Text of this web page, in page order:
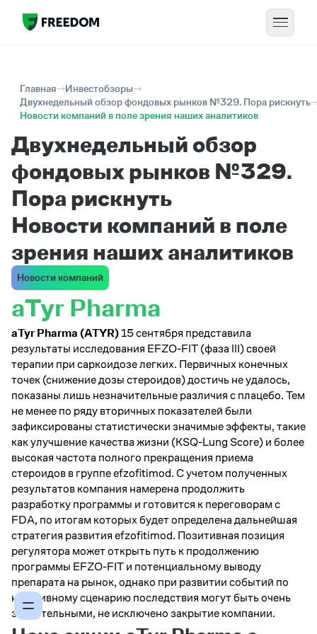
Главная
Инвестобзоры
Двухнедельный обзор фондовых рынков №329. Пора рискнуть
Новости компаний в поле зрения наших аналитиков
Двухнедельный обзор
фондовых рынков №329.
Пора рискнуть
Новости компаний в поле
зрения наших аналитиков
Новости компаний
aTyr Pharma
aTyr Pharma (ATYR) 15 сентября представила
результаты исследования EFZO-FIT (фаза III) своей
терапии при саркоидозе легких. Первичных конечных
точек (снижение дозы стероидов) достичь не удалось,
показаны лишь незначительные различия с плацебо. Тем
не менее по ряду вторичных показателей были
зафиксированы статистически значимые эффекты, такие
как улучшение качества жизни (KSQ-Lung Score) и более
высокая частота полного прекращения приема
стероидов в группе efzofitimod. С учетом полученных
результатов компания намерена продолжить
разработку программы и готовится к переговорам с
FDA, по итогам которых будет определена дальнейшая
стратегия развития efzofitimod. Позитивная позиция
регулятора может открыть путь к продолжению
программы EFZO-FIT и потенциальному выводу
препарата на рынок, однако при развитии событий по
негативному сценарию последствия могут быть очень
значительными, не исключено закрытие компании.